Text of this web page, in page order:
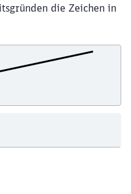
die Zeichen in